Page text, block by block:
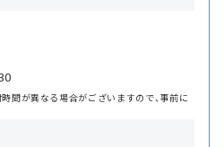
間が異なる場合がございますので、事前に